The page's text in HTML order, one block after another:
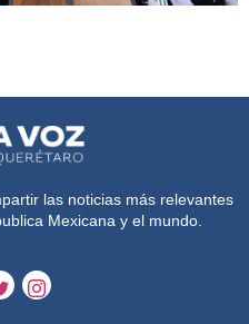
las noticias más relevantes
Mexicana y el mundo.